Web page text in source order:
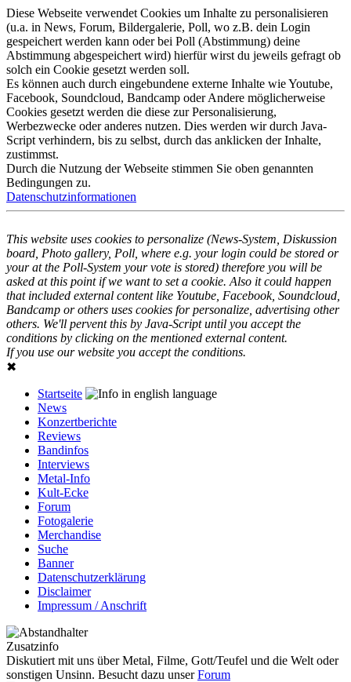
Diese Webseite verwendet Cookies um Inhalte zu personalisieren
(u.a. in News, Forum, Bildergalerie, Poll, wo z.B. dein Login
gespeichert werden kann oder bei Poll (Abstimmung) deine
Abstimmung abgespeichert wird) hierfür wirst du jeweils gefragt ob
solch ein Cookie gesetzt werden soll.
Es können auch durch eingebundene externe Inhalte wie Youtube,
Facebook, Soundcloud, Bandcamp oder Andere möglicherweise
Cookies gesetzt werden die diese zur Personalisierung,
Werbezwecke oder anderes nutzen. Dies werden wir durch Java-
Script verhindern, bis zu selbst, durch das anklicken der Inhalte,
zustimmst.
Durch die Nutzung der Webseite stimmen Sie oben genannten
Bedingungen zu.
Datenschutzinformationen
This website uses cookies to personalize (News-System, Diskussion
board, Photo gallery, Poll, where e.g. your login could be stored or
your at the Poll-System your vote is stored) therefore you will be
asked at this point if we want to set a cookie. Also it could happen
that included external content like Youtube, Facebook, Soundcloud,
Bandcamp or others uses cookies for personalize, advertising other
others. We'll pervent this by Java-Script until you accept the
conditions by clicking on the mentioned external content.
If you use our website you accept the conditions.
✖
Startseite
News
Konzertberichte
Reviews
Bandinfos
Interviews
Metal-Info
Kult-Ecke
Forum
Fotogalerie
Merchandise
Suche
Banner
Datenschutzerklärung
Disclaimer
Impressum / Anschrift
Zusatzinfo
Diskutiert mit uns über Metal, Filme, Gott/Teufel und die Welt oder
sonstigen Unsinn. Besucht dazu unserForum